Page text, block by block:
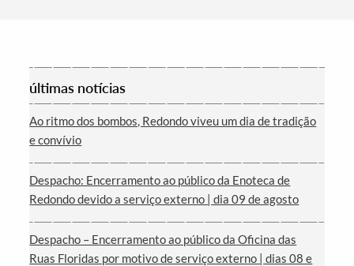
Categorias gerais
Filtros
últimas notícias
Ao ritmo dos bombos, Redondo viveu um dia de tradição
e convívio
Despacho: Encerramento ao público da Enoteca de
Redondo devido a serviço externo | dia 09 de agosto
Despacho – Encerramento ao público da Oficina das
Ruas Floridas por motivo de serviço externo | dias 08 e